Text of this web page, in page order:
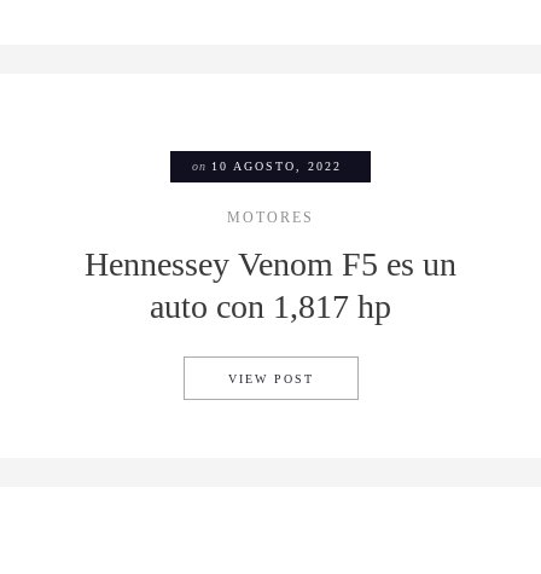
on 10 AGOSTO, 2022
MOTORES
Hennessey Venom F5 es un
auto con 1,817 hp
VIEW POST